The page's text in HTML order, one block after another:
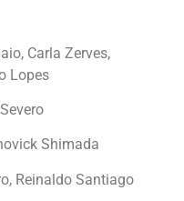
Carla Zerves,
Lopes
Shimada
Reinaldo Santiago